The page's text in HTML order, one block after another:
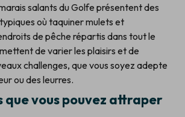
salants du Golfe présentent des
où taquiner mulets et
de pêche répartis dans tout le
de varier les plaisirs et de
challenges, que vous soyez adepte
ou des leurres.
que vous pouvez attraper